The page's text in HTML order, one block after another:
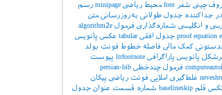
شعر font محیط ریاضی minipage رسم
جداکننده جدول طولانی به‌روزرسانی متن
و انگلیسی شماره‌گذاری فرمول algorithm2e
proof equation جدول افقی tabular عکس پانویس
کمک مالی فاصله خطوط فونت بولد
پانویس پاراگرافی ltrfootnote پیوست
فرمول چندخطی persian-bib
غلط‌گیری املایی فونت ریاضی پیکان
قلم baselineskip شماره قسمت عنوان جدول